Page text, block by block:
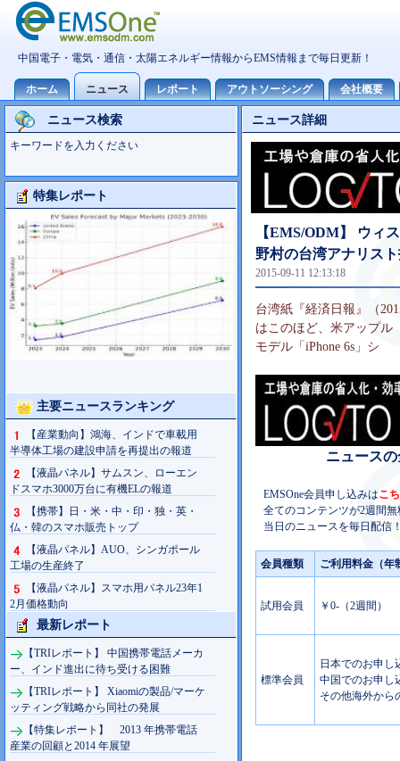
ニュース検索
キーワードを入力ください
特集レポート
大型TV市場10世代主導の可能性
主要ニュースランキング
【産業動向】鴻海、インドで車載用
半導体工場の建設申請を再提出の報道
【液晶パネル】サムスン、ローエン
ドスマホ3000万台に有機ELの報道
【携帯】日・米・中・印・独・英・
仏・韓のスマホ販売トップ
【液晶パネル】AUO、シンガポール
工場の生産終了
【液晶パネル】スマホ用パネル23年1
2月価格動向
最新レポート
【TRIレポート】 中国携帯電話メーカ
ー、インド進出に待ち受ける困難
【TRIレポート】 Xiaomiの製品/マーケ
ッティング戦略から同社の発展
【特集レポート】 2013 年携帯電話
産業の回顧と2014 年展望
ニュース詳細
【EMS/ODM】 ウィ
野村の台湾アナリス
2015-09-11 12:13:18
台湾紙『経済日報』（
はこのほど、米アップル
モデル「iPhone 6s」シ
ニュース
EMSOne会員申し込みはこ
全てのコンテンツが2週間
当日のニュースを毎日配信
会員種類 ご利用料金（年
試用会員 ￥0-（2週間）
標準会員
日本でのお申し
中国でのお申し
その他海外から